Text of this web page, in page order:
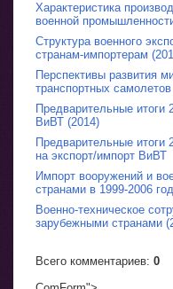
Характеристика
военной
Структура военного
странам-импортерам
Перспективы развития
транспортных
Предварительные итоги
ВиВТ (2014)
Предварительные итоги
на экспорт/импорт ВиВТ
Импорт вооружений и
странами в 1999-2006
Военно-техническое
зарубежными странами
Всего комментариев: 0